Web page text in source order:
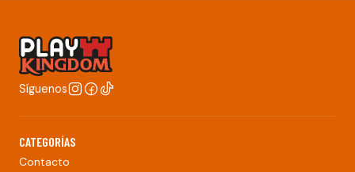
Síguenos
CATEGORÍAS
Contacto